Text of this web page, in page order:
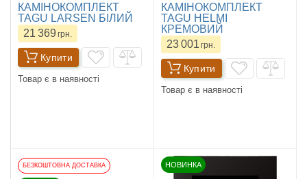
КАМІНОКОМПЛЕКТ
TAGU LARSEN БІЛИЙ
21 369 грн.
Купити
Товар є в наявності
КАМІНОКОМПЛЕКТ
TAGU HELMI
КРЕМОВИЙ
23 001 грн.
Купити
Товар є в наявності
БЕЗКОШТОВНА ДОСТАВКА НОВИНКА